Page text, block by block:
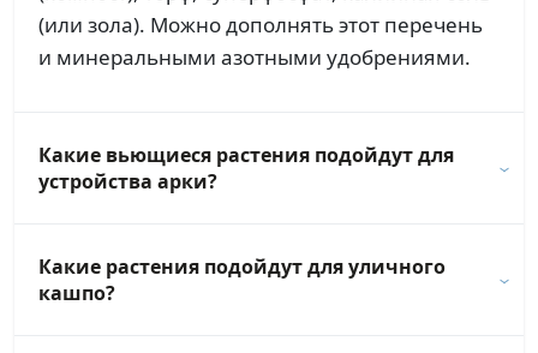
(или зола). Можно дополнять этот перечень
и минеральными азотными удобрениями.
Какие вьющиеся растения подойдут для
устройства арки?
Какие растения подойдут для уличного
кашпо?